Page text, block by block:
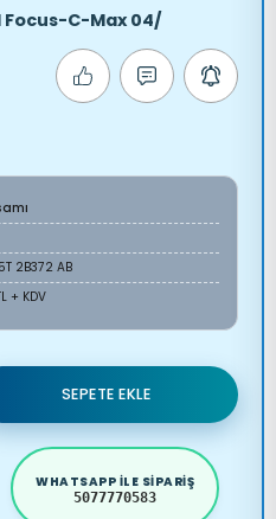
Focus-C-Max 04/
2B372 AB
+ KDV
SEPETE EKLE
WHATSAPP ILE SIPARIŞ
5077770583